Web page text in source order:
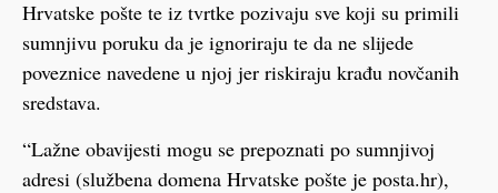
Hrvatske pošte te iz tvrtke pozivaju sve koji su primili
sumnjivu poruku da je ignoriraju te da ne slijede
poveznice navedene u njoj jer riskiraju krađu novčanih
sredstava.
“Lažne obavijesti mogu se prepoznati po sumnjivoj
adresi (službena domena Hrvatske pošte je posta.hr),